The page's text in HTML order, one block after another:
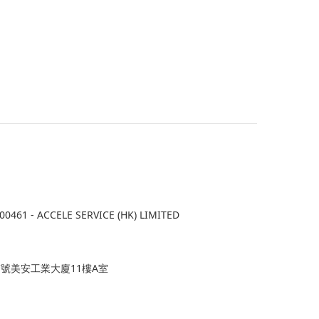
- ACCELE SERVICE (HK) LIMITED
美安工業大廈11樓A室